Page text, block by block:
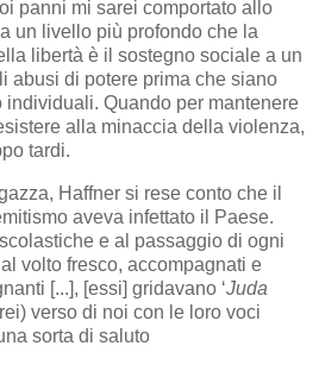
panni mi sarei comportato allo
un livello più profondo che la
libertà è il sostegno sociale a un
abusi di potere prima che siano
individuali. Quando per mantenere
alla minaccia della violenza,
tardi.
Haffner si rese conto che il
aveva infettato il Paese.
e al passaggio di ogni
volto fresco, accompagnati e
[...], [essi] gridavano ‘Juda
verso di noi con le loro voci
sorta di saluto